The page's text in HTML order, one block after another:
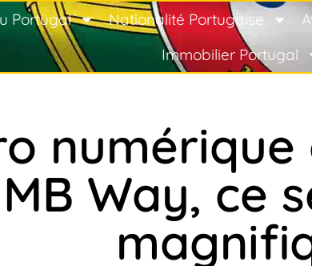
Portugal Nationalité Portugaise
Immobilier Portugal
Way, ce